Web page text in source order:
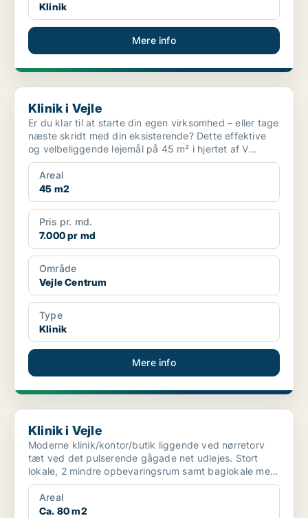
Klinik
Mere info
Klinik i Vejle
Klinik i Vejle
Er du klar til at starte din egen virksomhed – eller tage
næste skridt med din eksisterende? Dette effektive
og velbeliggende lejemål på 45 m² i hjertet af V...
Areal
45 m2
Pris pr. md.
7.000 pr md
Område
Vejle Centrum
Type
Klinik
Mere info
Klinik i Vejle
Klinik i Vejle
Moderne klinik/kontor/butik liggende ved nørretorv
tæt ved det pulserende gågade net udlejes. Stort
lokale, 2 mindre opbevaringsrum samt baglokale med
the k...
Areal
Ca. 80 m2